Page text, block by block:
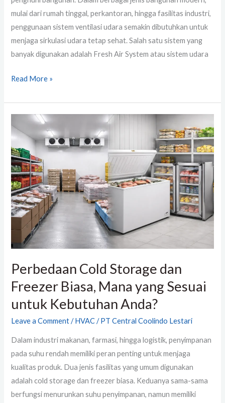
mulai dari rumah tinggal, perkantoran, hingga fasilitas industri,
penggunaan sistem ventilasi udara semakin dibutuhkan untuk
menjaga sirkulasi udara tetap sehat. Salah satu sistem yang
banyak digunakan adalah Fresh Air System atau sistem udara
Read More »
Perbedaan Cold Storage dan
Freezer Biasa, Mana yang Sesuai
untuk Kebutuhan Anda?
Leave a Comment /HVAC/PT Central Coolindo Lestari
Dalam industri makanan, farmasi, hingga logistik, penyimpanan
pada suhu rendah memiliki peran penting untuk menjaga
kualitas produk. Dua jenis fasilitas yang umum digunakan
adalah cold storage dan freezer biasa. Keduanya sama-sama
berfungsi menurunkan suhu penyimpanan, namun memiliki
Perbedaan
Cold
Storage
dan
Freezer
Biasa,
Mana
yang
Sesuai
untuk
Anda?